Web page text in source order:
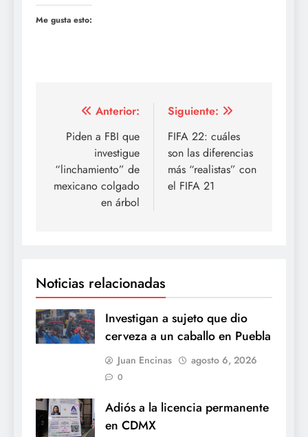
Me gusta esto:
Navegación
de
entradas
Anterior:
Piden a FBI que
investigue
“linchamiento” de
mexicano colgado
en árbol
Siguiente:
FIFA 22: cuáles
son las diferencias
más “realistas” con
el FIFA 21
Noticias relacionadas
Investigan a sujeto que dio
cerveza a un caballo en Puebla
Juan Encinas agosto 6, 2026
0
Adiós a la licencia permanente
en CDMX